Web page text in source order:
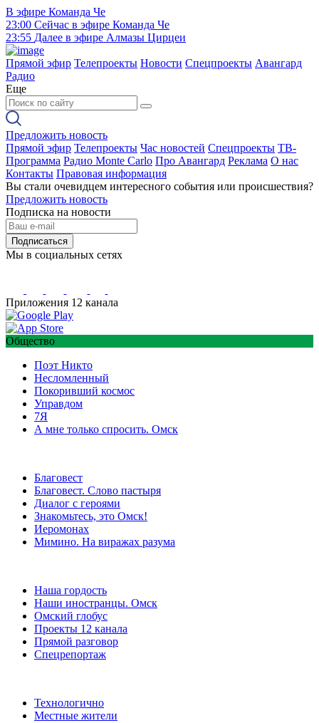
В эфире Команда Че
23:00 Сейчас в эфире Команда Че
23:55 Далее в эфире Алмазы Цирцеи
Прямой эфир Телепроекты Новости Спецпроекты Авангард
Радио
Еще
Предложить новость
Прямой эфир Телепроекты Час новостей Спецпроекты ТВ-
Программа Радио Monte Carlo Про Авангард Реклама О нас
Контакты Правовая информация
Вы стали очевидцем интересного события или происшествия?
Предложить новость
Подписка на новости
Подписаться
Мы в социальных сетях
Приложения 12 канала
Общество
Поэт Никто
Несломленный
Покоривший космос
Управдом
7Я
А мне только спросить. Омск
Благовест
Благовест. Слово пастыря
Диалог с героями
Знакомьтесь, это Омск!
Иеромонах
Мимино. На виражах разума
Наша гордость
Наши иностранцы. Омск
Омский глобус
Проекты 12 канала
Прямой разговор
Спецрепортаж
Технологично
Местные жители